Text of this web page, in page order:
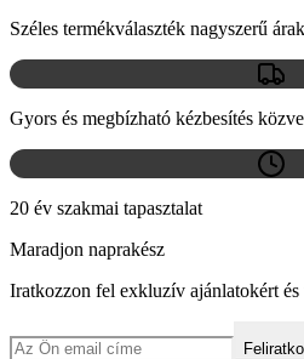
Széles termékválaszték nagyszerű
Gyors és megbízható kézbesítés
20 év szakmai tapasztalat
Maradjon naprakész
Iratkozzon fel exkluzív ajánlatokért és